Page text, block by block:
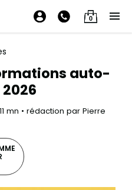
0
auto-
mn • rédaction par Pierre